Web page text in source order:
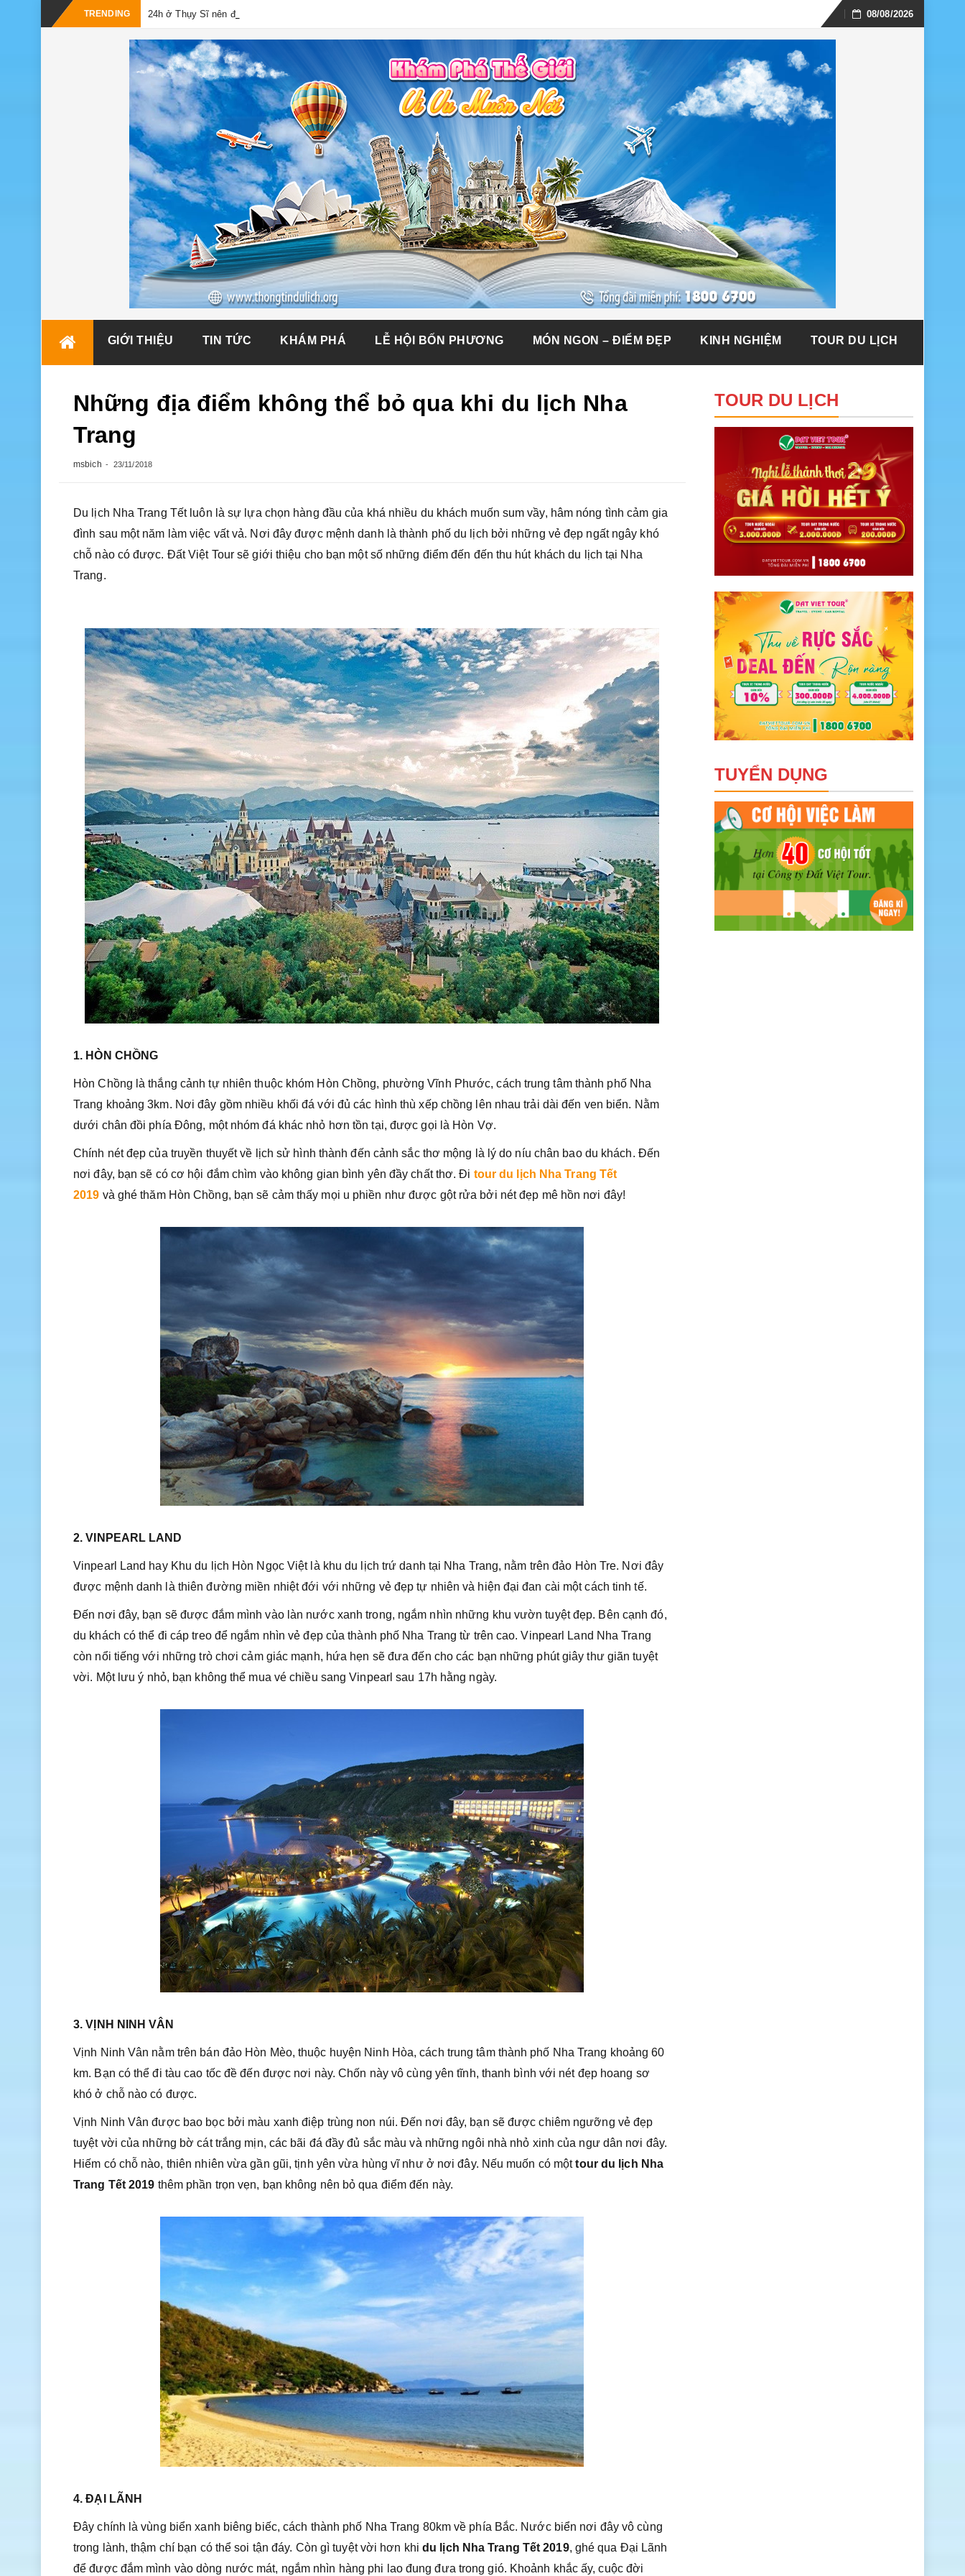
TRENDING 24h ở Thụy Sĩ nên đi đâu, chơi gì?
Skip
08/08/2026
GIỚI THIỆU TIN TỨC KHÁM PHÁ LỄ HỘI BỐN PHƯƠNG MÓN NGON – ĐIỂM ĐẸP KINH NGHIỆM TOUR DU LỊCH
Những địa điểm không thể bỏ qua khi du lịch Nha
Trang
msbich 23/11/2018
Du lịch Nha Trang Tết luôn là sự lựa chọn hàng đầu của khá nhiều du khách muốn sum vầy, hâm nóng tình cảm gia
đình sau một năm làm việc vất vả. Nơi đây được mệnh danh là thành phố du lịch bởi những vẻ đẹp ngất ngây khó
chỗ nào có được. Đất Việt Tour sẽ giới thiệu cho bạn một số những điểm đến đến thu hút khách du lịch tại Nha
Trang.
1. HÒN CHỒNG
Hòn Chồng là thắng cảnh tự nhiên thuộc khóm Hòn Chồng, phường Vĩnh Phước, cách trung tâm thành phố Nha
Trang khoảng 3km. Nơi đây gồm nhiều khối đá với đủ các hình thù xếp chồng lên nhau trải dài đến ven biển. Nằm
dưới chân đồi phía Đông, một nhóm đá khác nhỏ hơn tồn tại, được gọi là Hòn Vợ.
Chính nét đẹp của truyền thuyết về lịch sử hình thành đến cảnh sắc thơ mộng là lý do níu chân bao du khách. Đến
nơi đây, bạn sẽ có cơ hội đắm chìm vào không gian bình yên đầy chất thơ. Đi tour du lịch Nha Trang Tết
2019 và ghé thăm Hòn Chồng, bạn sẽ cảm thấy mọi u phiền như được gột rửa bởi nét đẹp mê hồn nơi đây!
2. VINPEARL LAND
Vinpearl Land hay Khu du lịch Hòn Ngọc Việt là khu du lịch trứ danh tại Nha Trang, nằm trên đảo Hòn Tre. Nơi đây
được mệnh danh là thiên đường miền nhiệt đới với những vẻ đẹp tự nhiên và hiện đại đan cài một cách tinh tế.
Đến nơi đây, bạn sẽ được đắm mình vào làn nước xanh trong, ngắm nhìn những khu vườn tuyệt đẹp. Bên cạnh đó,
du khách có thể đi cáp treo để ngắm nhìn vẻ đẹp của thành phố Nha Trang từ trên cao. Vinpearl Land Nha Trang
còn nổi tiếng với những trò chơi cảm giác mạnh, hứa hẹn sẽ đưa đến cho các bạn những phút giây thư giãn tuyệt
vời. Một lưu ý nhỏ, bạn không thể mua vé chiều sang Vinpearl sau 17h hằng ngày.
3. VỊNH NINH VÂN
Vịnh Ninh Vân nằm trên bán đảo Hòn Mèo, thuộc huyện Ninh Hòa, cách trung tâm thành phố Nha Trang khoảng 60
km. Bạn có thể đi tàu cao tốc đề đến được nơi này. Chốn này vô cùng yên tĩnh, thanh bình với nét đẹp hoang sơ
khó ở chỗ nào có được.
Vịnh Ninh Vân được bao bọc bởi màu xanh điệp trùng non núi. Đến nơi đây, bạn sẽ được chiêm ngưỡng vẻ đẹp
tuyệt vời của những bờ cát trắng mịn, các bãi đá đầy đủ sắc màu và những ngôi nhà nhỏ xinh của ngư dân nơi đây.
Hiếm có chỗ nào, thiên nhiên vừa gần gũi, tịnh yên vừa hùng vĩ như ở nơi đây. Nếu muốn có mộttour du lịch Nha
Trang Tết 2019 thêm phần trọn vẹn, bạn không nên bỏ qua điểm đến này.
4. ĐẠI LÃNH
Đây chính là vùng biển xanh biêng biếc, cách thành phố Nha Trang 80km về phía Bắc. Nước biển nơi đây vô cùng
trong lành, thậm chí bạn có thể soi tận đáy. Còn gì tuyệt vời hơn khidu lịch Nha Trang Tết 2019, ghé qua Đại Lãnh
để được đắm mình vào dòng nước mát, ngắm nhìn hàng phi lao đung đưa trong gió. Khoảnh khắc ấy, cuộc đời
TOUR DU LỊCH
TUYỂN DỤNG